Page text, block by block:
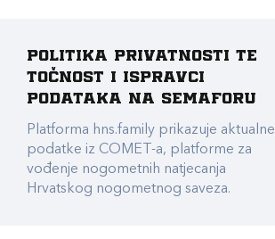
Politika privatnosti te
točnost i ispravci
podataka na Semaforu
Platforma hns.family prikazuje aktualne
podatke iz COMET-a, platforme za
vođenje nogometnih natjecanja
Hrvatskog nogometnog saveza.